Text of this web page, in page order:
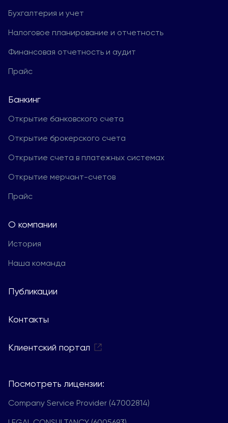
Бухгалтерия и учет
Налоговое планирование и отчетность
Финансовая отчетность и аудит
Прайс
Банкинг
Открытие банковского счета
Открытие брокерского счета
Открытие счета в платежных системах
Открытие мерчант-счетов
Прайс
О компании
История
Наша команда
Публикации
Контакты
Клиентский портал
Посмотреть лицензии:
Company Service Provider (47002814)